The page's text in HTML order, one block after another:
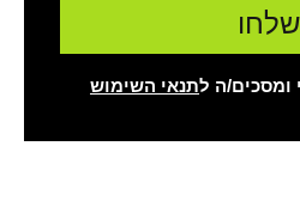
ה לתנאי השימוש